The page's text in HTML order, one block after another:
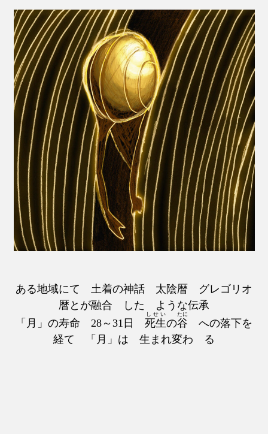
ある地域にて 土着の神話 太陰暦 グレゴリオ
暦とが融合 した ような伝承
「月」の寿命 28～31日 死生
しせい
の谷
たに
への落下を
経て 「月」は 生まれ変わ る